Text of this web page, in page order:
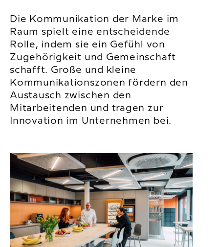
Die Kommunikation der Marke im
Raum spielt eine entscheidende
Rolle, indem sie ein Gefühl von
Zugehörigkeit und Gemeinschaft
schafft. Große und kleine
Kommunikationszonen fördern den
Austausch zwischen den
Mitarbeitenden und tragen zur
Innovation im Unternehmen bei.